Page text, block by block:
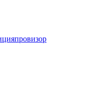
провизор